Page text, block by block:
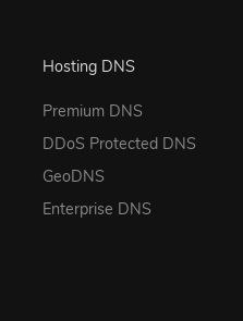
Hosting DNS
Premium DNS
DDoS Protected DNS
GeoDNS
Enterprise DNS